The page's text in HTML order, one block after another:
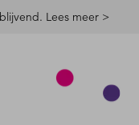
Lees meer >